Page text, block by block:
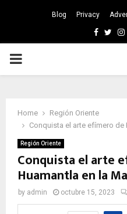
Blog Privacy
PRIMARY
Home
Región Oriente
Conquista el arte efímero de
Región Oriente
Conquista el arte
Huamantla en la
by admin octubre 15, 2023